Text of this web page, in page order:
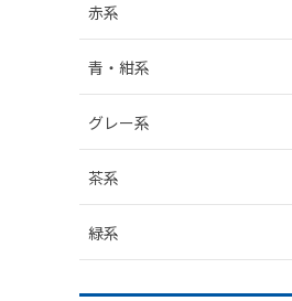
赤系
青・紺系
グレー系
茶系
緑系